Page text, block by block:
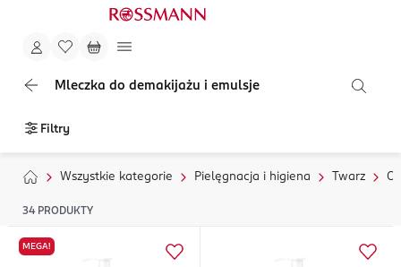
Mleczka do demakijażu i emulsje
Filtry
Wszystkie kategorie Pielęgnacja i higiena Twarz
34 PRODUKTY
MEGA!